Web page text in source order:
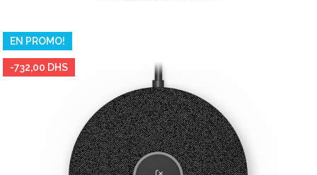
EN PROMO!
-732,00 DHS